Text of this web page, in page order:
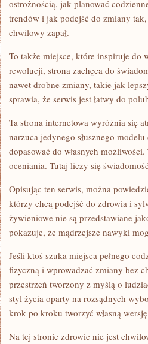
ostrożnością, jak planować
trendów i jak podejść do zmiany
chwilowy zapał.
To także miejsce, które inspiruje do
rewolucji, strona zachęca do
nawet drobne zmiany, takie jak
sprawia, że serwis jest łatwy do
Ta strona internetowa wyróżnia się
narzuca jedynego słusznego
dopasować do własnych
oceniania. Tutaj liczy się
Opisując ten serwis, można
którzy chcą podejść do zdrowia i
żywieniowe nie są przedstawiane
pokazuje, że mądrzejsze nawyki
Jeśli ktoś szuka miejsca pełnego
fizyczną i wprowadzać zmiany bez
przestrzeń tworzony z myślą o
styl życia oparty na rozsądnych
krok po kroku tworzyć własną
Na tej stronie zdrowie nie jest